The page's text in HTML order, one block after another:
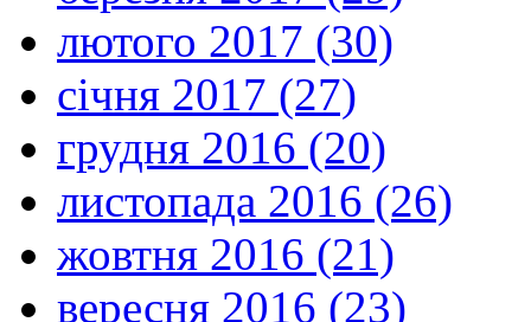
лютого 2017 (30)
січня 2017 (27)
грудня 2016 (20)
листопада 2016 (26)
жовтня 2016 (21)
вересня 2016 (23)